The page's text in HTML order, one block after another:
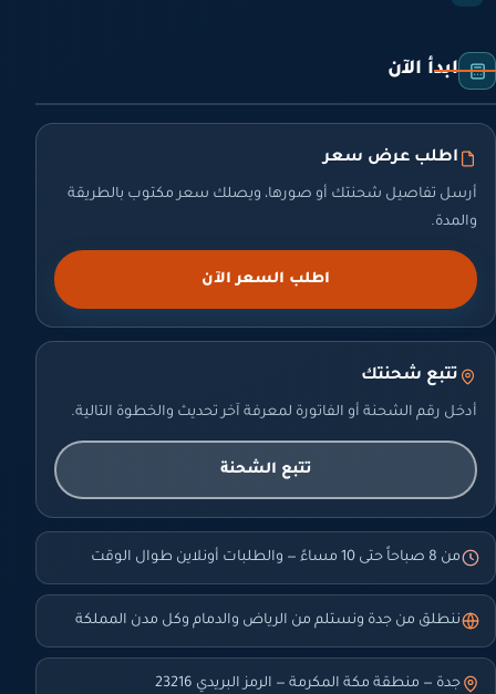
ابدأ الآن
اطلب عرض سعر
أرسل تفاصيل شحنتك أو صورها، ويصلك سعر مكتوب بالطريقة
والمدة.
اطلب السعر الآن
تتبع شحنتك
أدخل رقم الشحنة أو الفاتورة لمعرفة آخر تحديث والخطوة التالية.
تتبع الشحنة
من 8 صباحاً حتى 10 مساءً — والطلبات أونلاين طوال الوقت
ننطلق من جدة ونستلم من الرياض والدمام وكل مدن المملكة
جدة — منطقة مكة المكرمة — الرمز البريدي 23216